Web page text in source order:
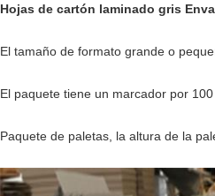
Hojas de cartón laminado gris
El tamaño de formato grande o
El paquete tiene un marcador por
Paquete de paletas, la altura de la